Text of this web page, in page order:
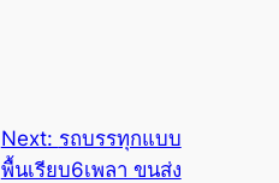
Next: รถบรรทุกแบบ
พื้นเรียบ6เพลา ขนส่ง